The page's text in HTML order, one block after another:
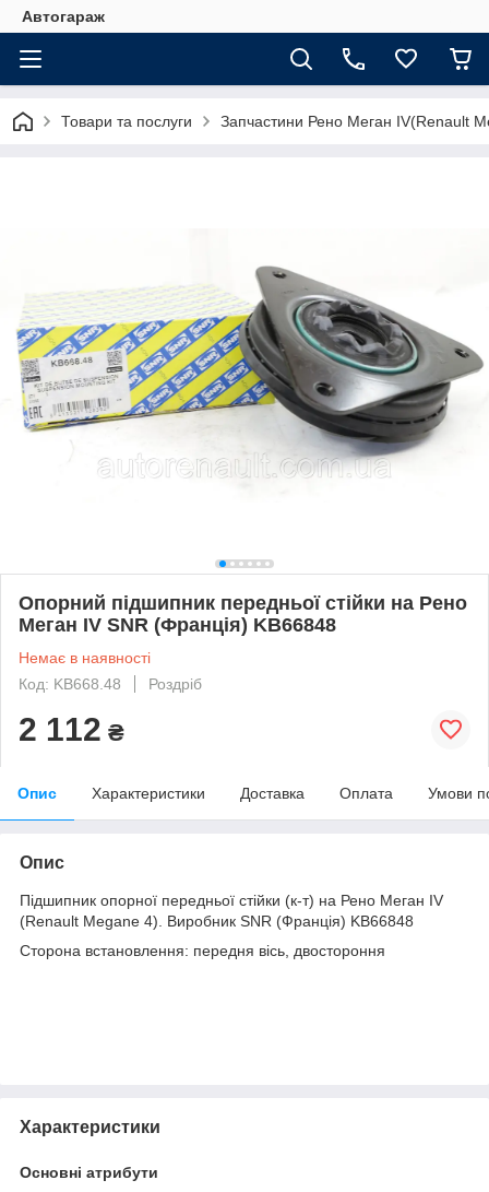
Автогараж
Товари та послуги Запчастини Рено Меган IV(Renault
Опорний підшипник передньої стійки на Рено
Меган IV SNR (Франція) KB66848
Немає в наявності
Код: KB668.48
Роздріб
2 112 ₴
Опис Характеристики Доставка Оплата Умови
Опис
Підшипник опорної передньої стійки (к-т) на Рено Меган IV
(Renault Megane 4). Виробник SNR (Франція) KB66848
Сторона встановлення: передня вісь, двостороння
Характеристики
Основні атрибути